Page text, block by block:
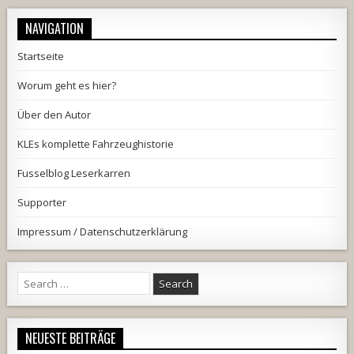
NAVIGATION
Startseite
Worum geht es hier?
Über den Autor
KLEs komplette Fahrzeughistorie
Fusselblog Leserkarren
Supporter
Impressum / Datenschutzerklärung
Search
for:
NEUESTE BEITRÄGE